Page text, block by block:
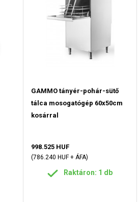
GAMMO tányér-pohár-sütő
tálca mosogatógép 60x50cm
kosárral
998.525 HUF
(786.240 HUF + ÁFA)
Raktáron: 1 db